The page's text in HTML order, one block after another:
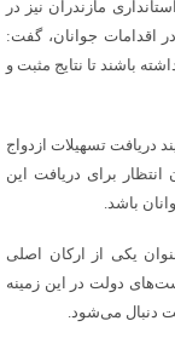
مازندران نیز در
اقدامات جوانان، گفت:
باشند تا نتایج مثبت و
دریافت تسهیلات ازدواج
برای دریافت این
باشد.
یکی از ارکان اصلی
دولت در این زمینه
دنبال می‌شود.